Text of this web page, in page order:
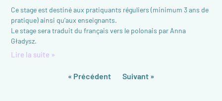
Ce stage est destiné aux pratiquants réguliers (minimum 3 ans de
pratique) ainsi qu’aux enseignants.
Le stage sera traduit du français vers le polonais par Anna
Gładysz.
Lire la suite »
« Précédent Suivant »